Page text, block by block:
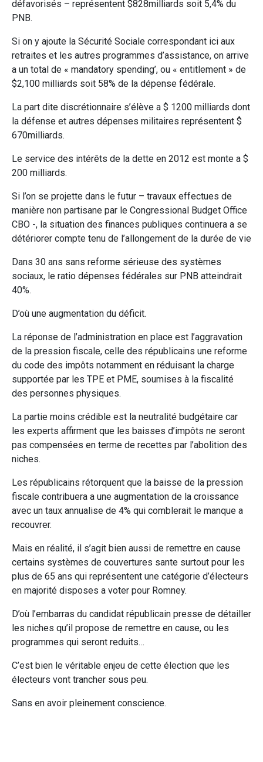
défavorisés – représentent $828milliards soit 5,4% du
PNB.
Si on y ajoute la Sécurité Sociale correspondant ici aux
retraites et les autres programmes d’assistance, on arrive
a un total de « mandatory spending’, ou « entitlement » de
$2,100 milliards soit 58% de la dépense fédérale.
La part dite discrétionnaire s’élève a $ 1200 milliards dont
la défense et autres dépenses militaires représentent $
670milliards.
Le service des intérêts de la dette en 2012 est monte a $
200 milliards.
Si l’on se projette dans le futur – travaux effectues de
manière non partisane par le Congressional Budget Office
CBO -, la situation des finances publiques continuera a se
détériorer compte tenu de l’allongement de la durée de vie
Dans 30 ans sans reforme sérieuse des systèmes
sociaux, le ratio dépenses fédérales sur PNB atteindrait
40%.
D’où une augmentation du déficit.
La réponse de l’administration en place est l’aggravation
de la pression fiscale, celle des républicains une reforme
du code des impôts notamment en réduisant la charge
supportée par les TPE et PME, soumises à la fiscalité
des personnes physiques.
La partie moins crédible est la neutralité budgétaire car
les experts affirment que les baisses d’impôts ne seront
pas compensées en terme de recettes par l’abolition des
niches.
Les républicains rétorquent que la baisse de la pression
fiscale contribuera a une augmentation de la croissance
avec un taux annualise de 4% qui comblerait le manque a
recouvrer.
Mais en réalité, il s’agit bien aussi de remettre en cause
certains systèmes de couvertures sante surtout pour les
plus de 65 ans qui représentent une catégorie d’électeurs
en majorité disposes a voter pour Romney.
D’où l’embarras du candidat républicain presse de détailler
les niches qu’il propose de remettre en cause, ou les
programmes qui seront reduits…
C’est bien le véritable enjeu de cette élection que les
électeurs vont trancher sous peu.
Sans en avoir pleinement conscience.